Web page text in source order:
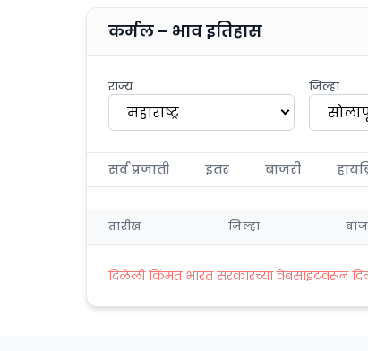
कर्मल – भाव इतिहास
राज्य
महाराष्ट्र
जिल्हा
सर्व प्रजाती इतर बाजरी
तारीख जिल्हा
दिलेली किंमत भारत सरकारच्या वेबसाइटवरून